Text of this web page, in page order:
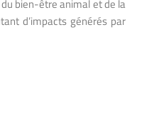
bien-être animal et de la
d’impacts générés par